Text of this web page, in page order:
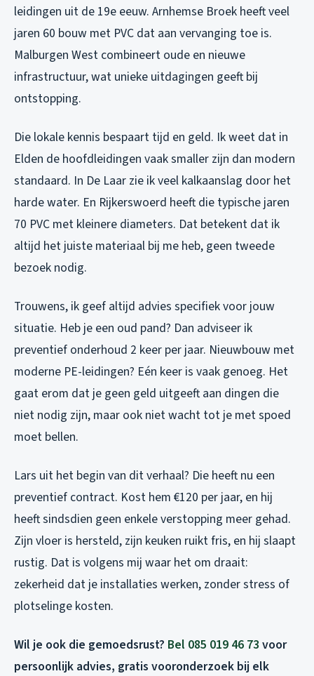
leidingen uit de 19e eeuw. Arnhemse Broek heeft veel
jaren 60 bouw met PVC dat aan vervanging toe is.
Malburgen West combineert oude en nieuwe
infrastructuur, wat unieke uitdagingen geeft bij
ontstopping.
Die lokale kennis bespaart tijd en geld. Ik weet dat in
Elden de hoofdleidingen vaak smaller zijn dan modern
standaard. In De Laar zie ik veel kalkaanslag door het
harde water. En Rijkerswoerd heeft die typische jaren
70 PVC met kleinere diameters. Dat betekent dat ik
altijd het juiste materiaal bij me heb, geen tweede
bezoek nodig.
Trouwens, ik geef altijd advies specifiek voor jouw
situatie. Heb je een oud pand? Dan adviseer ik
preventief onderhoud 2 keer per jaar. Nieuwbouw met
moderne PE-leidingen? Eén keer is vaak genoeg. Het
gaat erom dat je geen geld uitgeeft aan dingen die
niet nodig zijn, maar ook niet wacht tot je met spoed
moet bellen.
Lars uit het begin van dit verhaal? Die heeft nu een
preventief contract. Kost hem €120 per jaar, en hij
heeft sindsdien geen enkele verstopping meer gehad.
Zijn vloer is hersteld, zijn keuken ruikt fris, en hij slaapt
rustig. Dat is volgens mij waar het om draait:
zekerheid dat je installaties werken, zonder stress of
plotselinge kosten.
Wil je ook die gemoedsrust? Bel 085 019 46 73 voor
persoonlijk advies, gratis vooronderzoek bij elk